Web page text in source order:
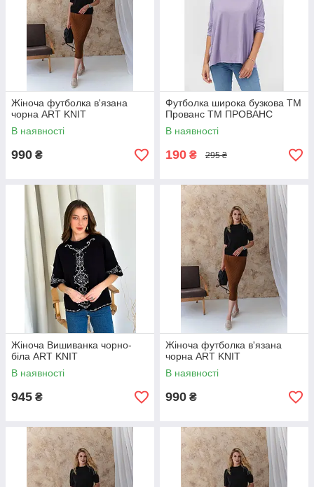
Жіноча футболка в'язана
чорна ART KNIT
В наявності
990 ₴
Футболка широка бузкова ТМ
Прованс ТМ ПРОВАНС
В наявності
190 ₴ 295 ₴
Жіноча Вишиванка чорно-
біла ART KNIT
В наявності
945 ₴
Жіноча футболка в'язана
чорна ART KNIT
В наявності
990 ₴